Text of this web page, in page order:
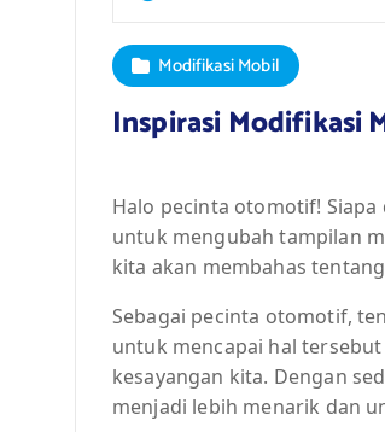
Modifikasi Mobil
Inspirasi Modifikasi
Halo pecinta otomotif!
untuk mengubah tampilan
kita akan membahas
Sebagai pecinta otomotif,
untuk mencapai hal
kesayangan kita. Dengan
menjadi lebih menarik dan